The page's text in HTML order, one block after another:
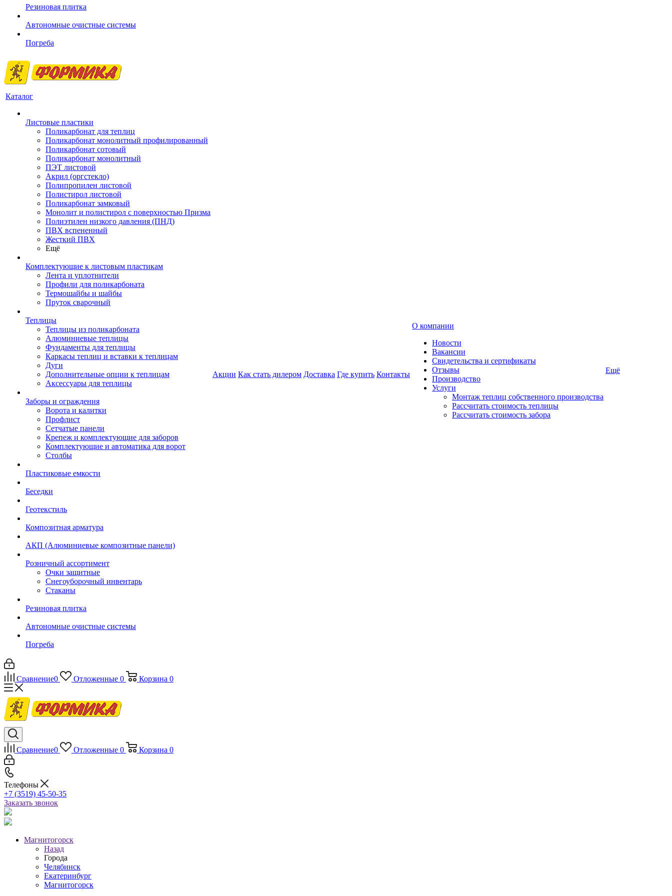
Резиновая плитка
Автономные очистные системы
Погреба
Каталог
Листовые пластики
Поликарбонат для теплиц
Поликарбонат монолитный профилированный
Поликарбонат сотовый
Поликарбонат монолитный
ПЭТ листовой
Акрил (оргстекло)
Полипропилен листовой
Полистирол листовой
Поликарбонат замковый
Монолит и полистирол с поверхностью Призма
Полиэтилен низкого давления (ПНД)
ПВХ вспененный
Жесткий ПВХ
Ещё
Комплектующие к листовым пластикам
Лента и уплотнители
Профили для поликарбоната
Термошайбы и шайбы
Пруток сварочный
Теплицы
Теплицы из поликарбоната
Алюминиевые теплицы
Фундаменты для теплицы
Каркасы теплиц и вставки к теплицам
Дуги
Дополнительные опции к теплицам
Аксессуары для теплицы
Заборы и ограждения
Ворота и калитки
Профлист
Сетчатые панели
Крепеж и комплектующие для заборов
Комплектующие и автоматика для ворот
Столбы
Пластиковые емкости
Беседки
Геотекстиль
Композитная арматура
АКП (Алюминиевые композитные панели)
Розничный ассортимент
Очки защитные
Снегоуборочный инвентарь
Стаканы
Резиновая плитка
Автономные очистные системы
Погреба
Акции Как стать дилером Доставка Где купить Контакты
О компании
Новости
Вакансии
Свидетельства и сертификаты
Отзывы
Производство
Услуги
Монтаж теплиц собственного производства
Рассчитать стоимость теплицы
Рассчитать стоимость забора
Ещё
Сравнение0 Отложенные 0 Корзина 0
Сравнение0 Отложенные 0 Корзина 0
Телефоны
+7 (3519) 45-50-35
Заказать звонок
Магнитогорск
Назад
Города
Челябинск
Екатеринбург
Магнитогорск